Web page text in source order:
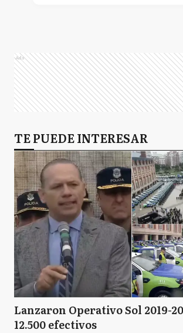
Ads
TE PUEDE INTERESAR
Lanzaron Operativo Sol 2019-
12.500 efectivos